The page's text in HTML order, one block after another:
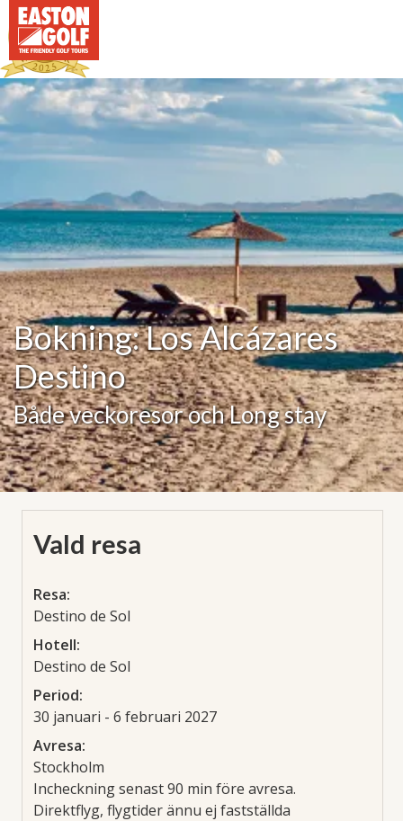
Bokning: Los Alcázares
Destino
Både veckoresor och Long stay
Vald resa
Resa:
Destino de Sol
Hotell:
Destino de Sol
Period:
30 januari - 6 februari 2027
Avresa:
Stockholm
Incheckning senast 90 min före avresa.
Direktflyg, flygtider ännu ej fastställda